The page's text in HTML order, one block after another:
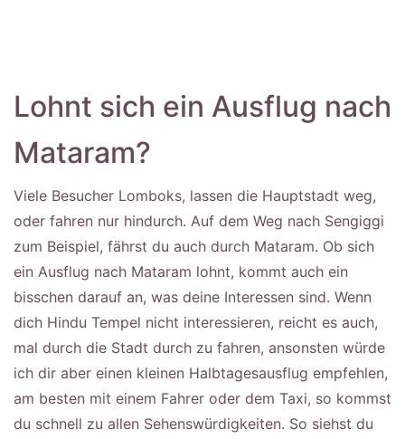
Lohnt sich ein Ausflug nach
Mataram?
Viele Besucher Lomboks, lassen die Hauptstadt weg,
oder fahren nur hindurch. Auf dem Weg nach Sengiggi
zum Beispiel, fährst du auch durch Mataram. Ob sich
ein Ausflug nach Mataram lohnt, kommt auch ein
bisschen darauf an, was deine Interessen sind. Wenn
dich Hindu Tempel nicht interessieren, reicht es auch,
mal durch die Stadt durch zu fahren, ansonsten würde
ich dir aber einen kleinen Halbtagesausflug empfehlen,
am besten mit einem Fahrer oder dem Taxi, so kommst
du schnell zu allen Sehenswürdigkeiten. So siehst du